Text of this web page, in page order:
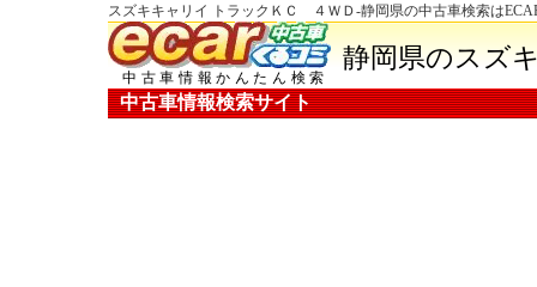
スズキキャリイ トラックＫＣ ４ＷＤ-静岡県の中古車検索は
中古車情報かんたん検索
静岡県のスズ
中古車情報検索サイト